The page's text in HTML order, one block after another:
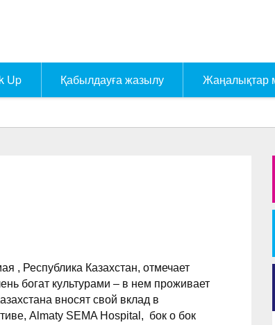
Up Қабылдауға жазылу Жаңалықтар
, Республика Казахстан, отмечает
богат культурами – в нем проживает
вносят свой вклад в
Almaty SEMA Hospital, бок о бок